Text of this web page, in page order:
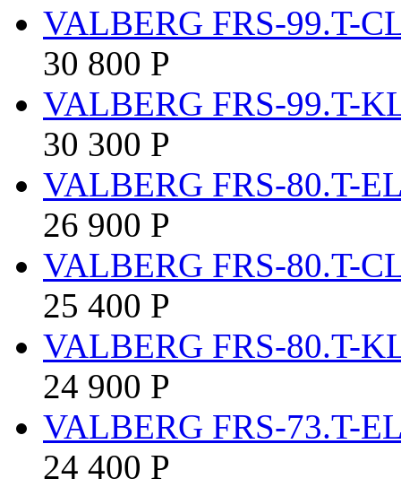
VALBERG FRS-99.T-
30 800 Р
VALBERG FRS-99.T-
30 300 Р
VALBERG FRS-80.T-
26 900 Р
VALBERG FRS-80.T-
25 400 Р
VALBERG FRS-80.T-
24 900 Р
VALBERG FRS-73.T-
24 400 Р